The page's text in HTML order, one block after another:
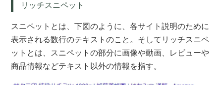
リッチスニペット
スニペットとは、下図のように、各サイト説明のために
表示される数行のテキストのこと。そしてリッチスニペ
ットとは、スニペットの部分に画像や動画、レビューや
商品情報などテキスト以外の情報を指す。